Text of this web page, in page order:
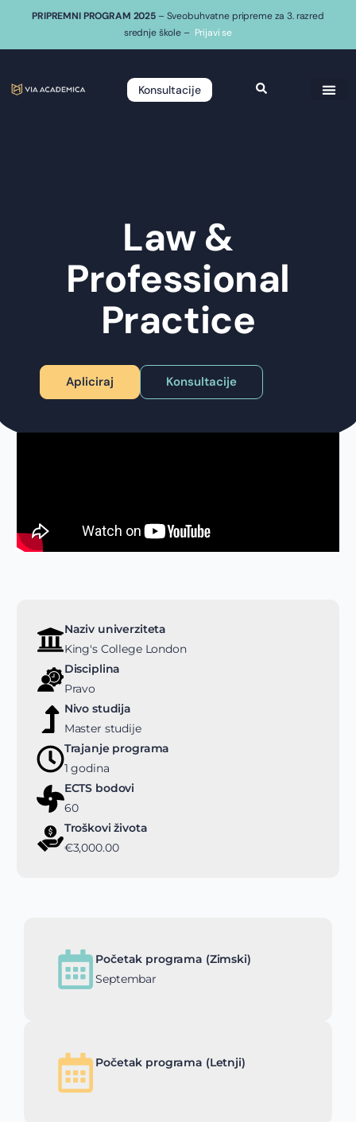
PRIPREMNI PROGRAM 2025 – Sveobuhvatne pripreme za 3. razred
srednje škole – Prijavi se
Konsultacije
Law &
Professional
Practice
Apliciraj Konsultacije
Naziv univerziteta
King's College London
Disciplina
Pravo
Nivo studija
Master studije
Trajanje programa
1 godina
ECTS bodovi
60
Troškovi života
€3,000.00
Početak programa (Zimski)
Septembar
Početak programa (Letnji)